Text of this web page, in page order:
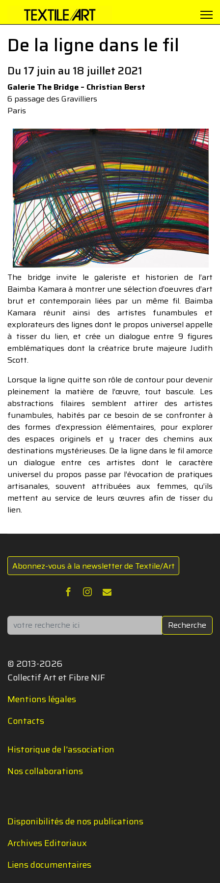
De la ligne dans le fil
Du 17 juin au 18 juillet 2021
Galerie The Bridge – Christian Berst
6 passage des Gravilliers
Paris
The bridge invite le galeriste et historien de l’art
Baimba Kamara à montrer une sélection d’oeuvres d’art
brut et contemporain liées par un même fil. Baimba
Kamara réunit ainsi des artistes funambules et
explorateurs des lignes dont le propos universel appelle
à tisser du lien, et crée un dialogue entre 9 figures
emblématiques dont la créatrice brute majeure Judith
Scott.
Lorsque la ligne quitte son rôle de contour pour devenir
pleinement la matière de l’œuvre, tout bascule. Les
abstractions filaires semblent attirer des artistes
funambules, habités par ce besoin de se confronter à
des formes d’expression élémentaires, pour explorer
des espaces originels et y tracer des chemins aux
destinations mystérieuses. De la ligne dans le fil amorce
un dialogue entre ces artistes dont le caractère
universel du propos passe par l’évocation de pratiques
artisanales, souvent attribuées aux femmes, qu’ils
mettent au service de leurs œuvres afin de tisser du
lien.
Abonnez-vous à la newsletter de Textile/Art
Rechercher Recherche
© 2013-2026
Collectif Art et Fibre NJF
Mentions légales
Contacts
Historique de l'association
Nos collaborations
Disponibilités de nos publications
Archives Editoriaux
Liens documentaires